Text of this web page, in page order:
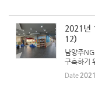
2021년
12)
남양주
구축하기
어렵게
는 분들을
Date